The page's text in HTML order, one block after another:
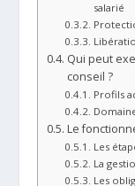
salarié
Qui peut
conseil ?
Profils
Le
Les
La
Les